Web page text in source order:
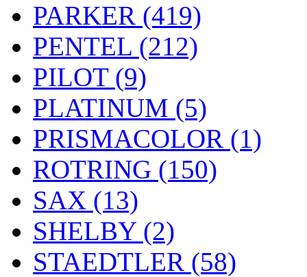
PARKER (419)
PENTEL (212)
PILOT (9)
PLATINUM (5)
PRISMACOLOR (1)
ROTRING (150)
SAX (13)
SHELBY (2)
STAEDTLER (58)